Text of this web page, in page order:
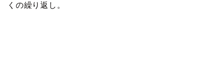
くの繰り返し。